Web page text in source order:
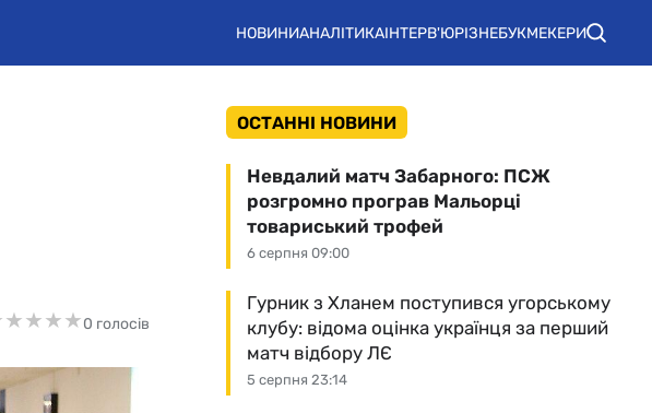
НОВИНИАНАЛІТИКАІНТЕРВ'ЮРІЗНЕБУКМЕКЕРИ
★★★★
★★★★0 голосів
ОСТАННІ НОВИНИ
6 серпня 09:00
Невдалий матч Забарного: ПСЖ
розгромно програв Мальорці
товариський трофей
5 серпня 23:14
Гурник з Хланем поступився угорському
клубу: відома оцінка українця за перший
матч відбору ЛЄ